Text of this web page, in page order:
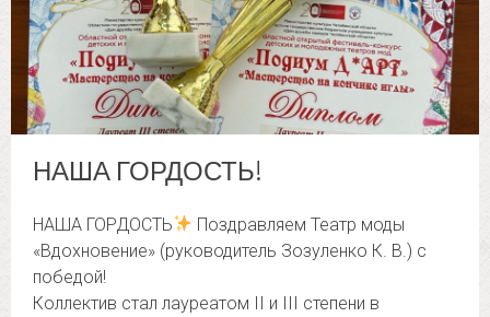
НАША ГОРДОСТЬ!
НАША ГОРДОСТЬ
Поздравляем Театр моды
«Вдохновение» (руководитель Зозуленко К. В.) с
победой!
Коллектив стал лауреатом II и III степени в